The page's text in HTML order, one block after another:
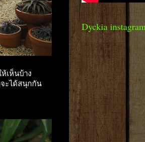
เห็นบ้าง
ะได้สนุกกัน
Dyckia